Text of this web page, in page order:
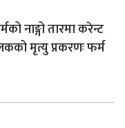
नाङ्गो तारमा करेन्ट
मृत्यु प्रकरणः फर्म